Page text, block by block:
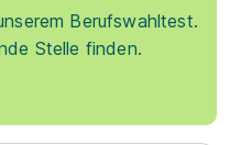
Berufswahltest.
Stelle finden.